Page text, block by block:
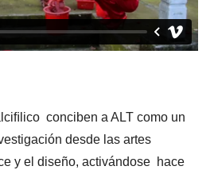
conciben a ALT como un
desde las artes
y el diseño, activándose hace